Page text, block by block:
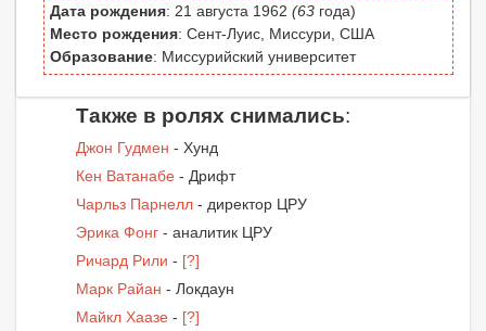
Дата рождения: 21 августа 1962 (63 года)
Место рождения: Сент-Луис, Миссури, США
Образование: Миссурийский университет
Также в ролях снимались:
Джон Гудмен - Хунд
Кен Ватанабе - Дрифт
Чарльз Парнелл - директор ЦРУ
Эрика Фонг - аналитик ЦРУ
Ричард Рили - [?]
Марк Райан - Локдаун
Майкл Хаазе - [?]